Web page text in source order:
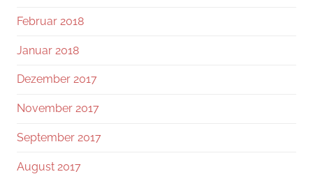
Februar 2018
Januar 2018
Dezember 2017
November 2017
September 2017
August 2017